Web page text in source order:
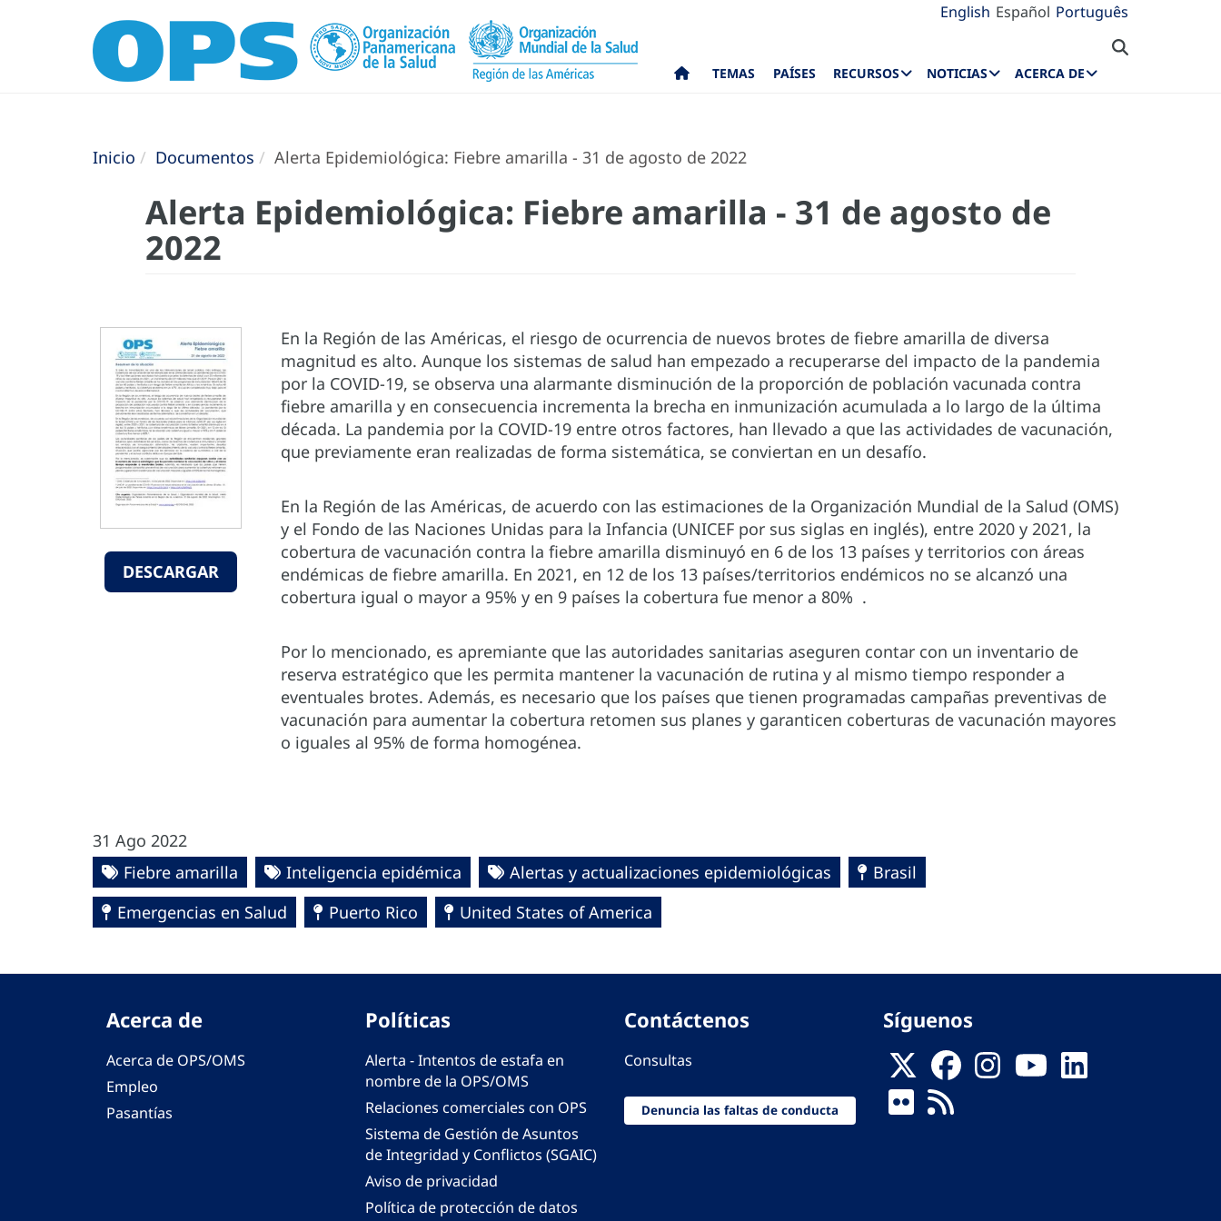
English Español Português
TEMAS PAÍSES RECURSOS NOTICIAS ACERCA DE
Inicio Documentos Alerta Epidemiológica: Fiebre amarilla - 31 de agosto de 2022
Alerta Epidemiológica: Fiebre amarilla - 31 de agosto de
2022
DESCARGAR
En la Región de las Américas, el riesgo de ocurrencia de nuevos brotes de fiebre amarilla de diversa
magnitud es alto. Aunque los sistemas de salud han empezado a recuperarse del impacto de la pandemia
por la COVID-19, se observa una alarmante disminución de la proporción de población vacunada contra
fiebre amarilla y en consecuencia incrementa la brecha en inmunización acumulada a lo largo de la última
década. La pandemia por la COVID-19 entre otros factores, han llevado a que las actividades de vacunación,
que previamente eran realizadas de forma sistemática, se conviertan en un desafío.
En la Región de las Américas, de acuerdo con las estimaciones de la Organización Mundial de la Salud (OMS)
y el Fondo de las Naciones Unidas para la Infancia (UNICEF por sus siglas en inglés), entre 2020 y 2021, la
cobertura de vacunación contra la fiebre amarilla disminuyó en 6 de los 13 países y territorios con áreas
endémicas de fiebre amarilla. En 2021, en 12 de los 13 países/territorios endémicos no se alcanzó una
cobertura igual o mayor a 95% y en 9 países la cobertura fue menor a 80% .
Por lo mencionado, es apremiante que las autoridades sanitarias aseguren contar con un inventario de
reserva estratégico que les permita mantener la vacunación de rutina y al mismo tiempo responder a
eventuales brotes. Además, es necesario que los países que tienen programadas campañas preventivas de
vacunación para aumentar la cobertura retomen sus planes y garanticen coberturas de vacunación mayores
o iguales al 95% de forma homogénea.
31 Ago 2022
Fiebre amarilla
Inteligencia epidémica Alertas y actualizaciones epidemiológicas
Brasil
Emergencias en Salud
Puerto Rico United States of America
Acerca de
Acerca de OPS/OMS
Empleo
Pasantías
Políticas
Alerta - Intentos de estafa en
nombre de la OPS/OMS
Relaciones comerciales con OPS
Sistema de Gestión de Asuntos
de Integridad y Conflictos (SGAIC)
Aviso de privacidad
Política de protección de datos
Contáctenos
Consultas
Denuncia las faltas de conducta
Síguenos